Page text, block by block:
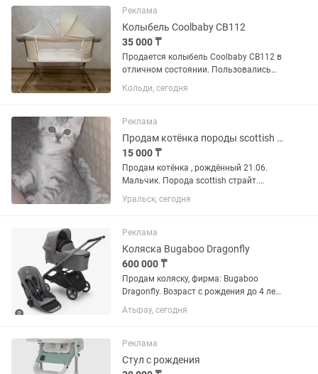
родословная РКФ от лучших...
Реклама
Колыбель Coolbaby CB112
35 000 ₸
Продается колыбель Coolbaby CB112 в
отличном состоянии. Пользовались
всего 1 месяц, состояние практически
как новое. ✅ Автоукачивание ✅
✅ Регулировка высоты ✅...
Кольди, сегодня
Реклама
Продам котёнка породы scottish страйт
15 000 ₸
Продам котёнка , рождённый 21.06.
Мальчик. Порода scottish страйт.
Очень игривый, ласковый, к лотку
приучен
Уральск, сегодня
Реклама
Коляска Bugaboo Dragonfly
600 000 ₸
Продам коляску, фирма: Bugaboo
Dragonfly. Возраст с рождения до 4 лет.
Срок эксплуатации: 6 месяцев В
комплекте люлька, автокресло с
Состояние: отличное. Очень...
Атырау, сегодня
Реклама
Стул с рождения